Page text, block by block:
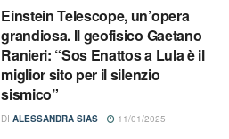
Einstein Telescope, un’opera
grandiosa. Il geofisico Gaetano
Ranieri: “Sos Enattos a Lula è il
miglior sito per il silenzio
sismico”
DI ALESSANDRA SIAS 11/01/2025